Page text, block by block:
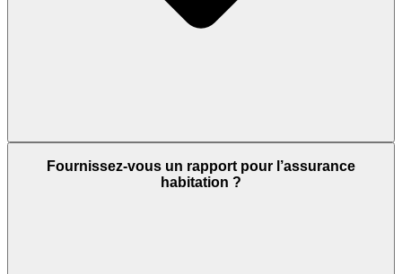
Fournissez-vous un rapport pour l’assurance
habitation ?